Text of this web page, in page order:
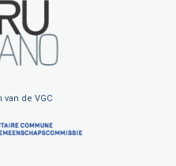
van de VGC